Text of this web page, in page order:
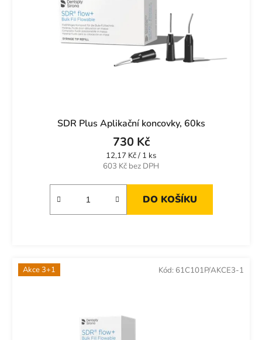
SDR Plus Aplikační koncovky, 60ks
603 Kč bez DPH
730 Kč
Měrná
cena:
12,17 Kč / 1 ks
DO KOŠÍKU
Akce 3+1 Kód: 61C101P/AKCE3-1